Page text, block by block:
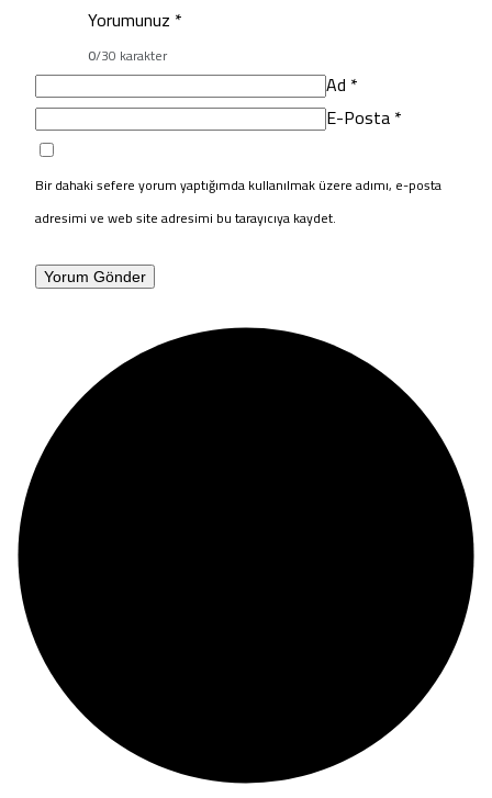
Yorumunuz *
0/30 karakter
Ad *
E-Posta*
Bir dahaki sefere yorum yaptığımda kullanılmak üzere adımı, e-posta
adresimi ve web site adresimi bu tarayıcıya kaydet.
Yorum Gönder